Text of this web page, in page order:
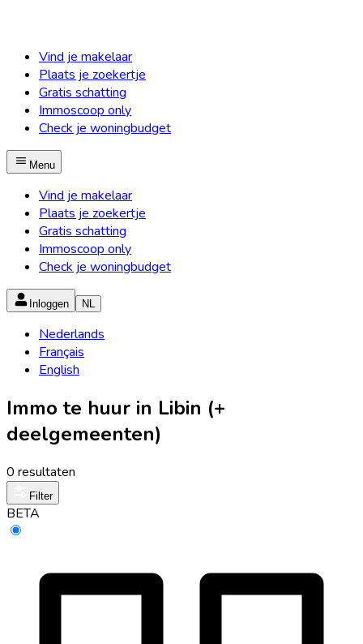
Vind je makelaar
Plaats je zoekertje
Gratis schatting
Immoscoop only
Check je woningbudget
Menu
Vind je makelaar
Plaats je zoekertje
Gratis schatting
Immoscoop only
Check je woningbudget
Inloggen NL
Nederlands
Français
English
Immo te huur in Libin (+
deelgemeenten)
0 resultaten
Filter
BETA